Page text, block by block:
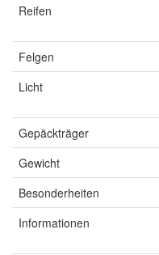
Reifen
Felgen
Licht
Gepäckträger
Gewicht
Besonderheiten
Informationen